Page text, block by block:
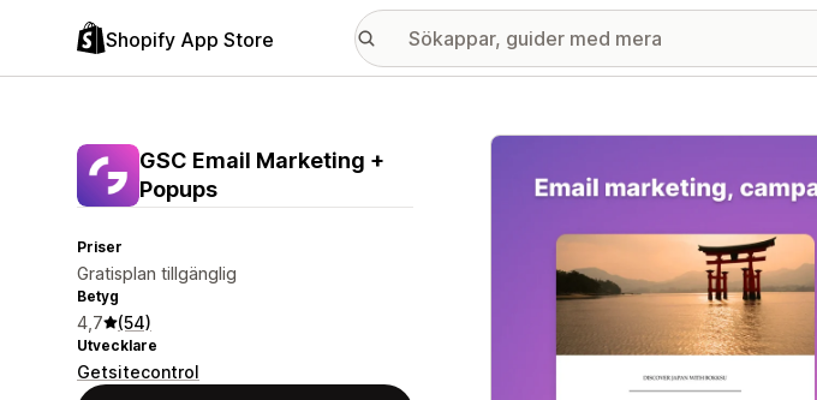
Shopify App Store
GSC Email Marketing +
Popups
Priser
Gratisplan tillgänglig
Betyg
4,7 (54)
Utvecklare
Getsitecontrol
Galleri med utvalda bilder